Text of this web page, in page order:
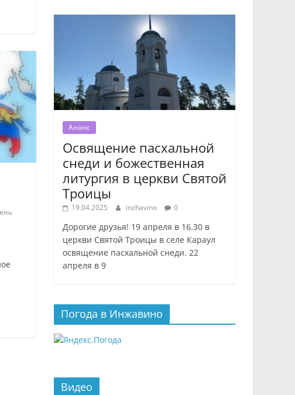
Анонс
Освящение пасхальной
снеди и божественная
литургия в церкви Святой
Троицы
19.04.2025 inzhavino 0
Дорогие друзья! 19 апреля в 16.30 в
церкви Святой Троицы в селе Караул
освящение пасхальной снеди. 22
апреля в 9
Погода в Инжавино
Видео